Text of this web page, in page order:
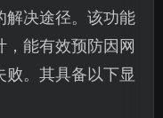
解决途径。该功能
能有效预防因网
。其具备以下显